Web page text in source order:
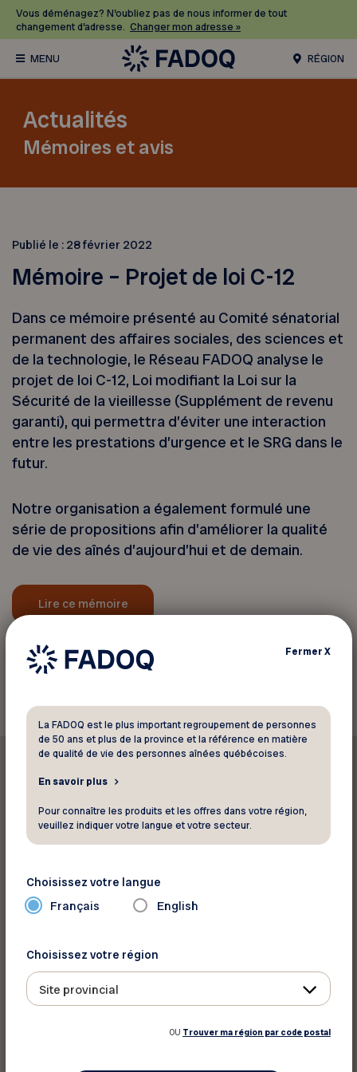
Vous déménagez? N’oubliez pas de nous informer de tout
changement d’adresse. Changer mon adresse »
RÉGION
Actualités
Mémoires et avis
Publié le : 28 février 2022
Mémoire – Projet de loi C-12
Dans ce mémoire présenté au Comité sénatorial
permanent des affaires sociales, des sciences et
de la technologie, le Réseau FADOQ analyse le
projet de loi C-12, Loi modifiant la Loi sur la
Sécurité de la vieillesse (Supplément de revenu
garanti), qui permettra d’éviter une interaction
entre les prestations d’urgence et le SRG dans le
futur.
Notre organisation a également formulé une
série de propositions afin d’améliorer la qualité
de vie des aînés d’aujourd’hui et de demain.
Lire ce mémoire
Imprimer cet article
Partager sur :
FermerX
La FADOQ est le plus important regroupement de personnes
de 50 ans et plus de la province et la référence en matière
de qualité de vie des personnes aînées québécoises.
En savoir plus
Pour connaître les produits et les offres dans votre région,
veuillez indiquer votre langue et votre secteur.
Choisissez votre langue
Français English
Choisissez votre région
Site provincial
OU Trouver ma région par code postal